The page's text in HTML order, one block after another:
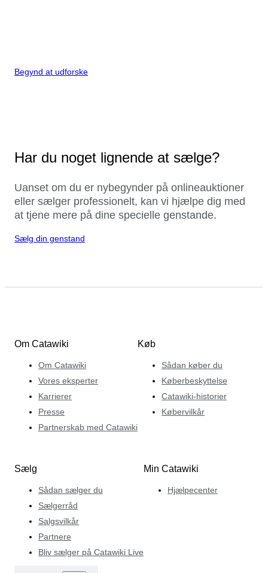
Begynd at udforske
Har du noget lignende at sælge?
Uanset om du er nybegynder på onlineauktioner
eller sælger professionelt, kan vi hjælpe dig med
at tjene mere på dine specielle genstande.
Sælg din genstand
Om Catawiki
Om Catawiki
Vores eksperter
Karrierer
Presse
Partnerskab med Catawiki
Køb
Sådan køber du
Køberbeskyttelse
Catawiki-historier
Købervilkår
Sælg
Sådan sælger du
Sælgerråd
Salgsvilkår
Partnere
Bliv sælger på Catawiki Live
Min Catawiki
Hjælpecenter